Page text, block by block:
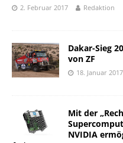
2. Februar 2017 Redaktion
Dakar-Sieg
von ZF
18. Januar 2017
Mit der
NVIDIA